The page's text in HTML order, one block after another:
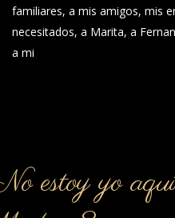
familiares, a mis amigos, mis
necesitados, a Marita, a
a mi
estoy yo